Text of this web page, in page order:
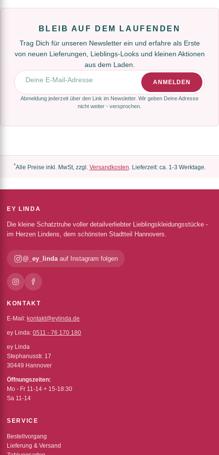
BLEIB AUF DEM LAUFENDEN
Trag Dich für unseren Newsletter ein und erfahre als Erste
von neuen Lieferungen, Lieblings-Looks und kleinen Aktionen
aus dem Laden.
E-Mail-Adresse
ANMELDEN
Abmeldung jederzeit über den Link im Newsletter. Wir geben Deine Adresse
nicht weiter - versprochen.
*Alle Preise inkl. MwSt, zzgl. Versandkosten. Lieferzeit: ca. 1-3 Werktage.
EY LINDA
Die kleine Schatztruhe voller detailverliebter Lieblingskleidungsstücke -
im Herzen Lindens, dem schönsten Stadtteil Hannovers.
@_ey_lindaauf Instagram folgen
KONTAKT
E-Mail: kontakt@eylinda.de
ey Linda: 0511 - 76 170 180
ey Linda
Stephanusstr. 17
30449 Hannover
Öffnungszeiten:
Mo - Fr 11-14 + 15-18:30
Sa 11-14
SERVICE
Bestellvorgang
Lieferung & Versand